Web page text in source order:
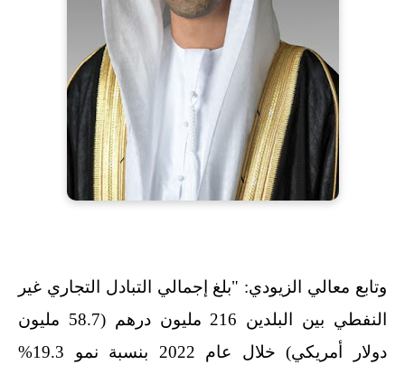
وتابع معالي الزيودي: "بلغ إجمالي التبادل التجاري غير
النفطي بين البلدين 216 مليون درهم (58.7 مليون
دولار أمريكي) خلال عام 2022 بنسبة نمو 19.3%